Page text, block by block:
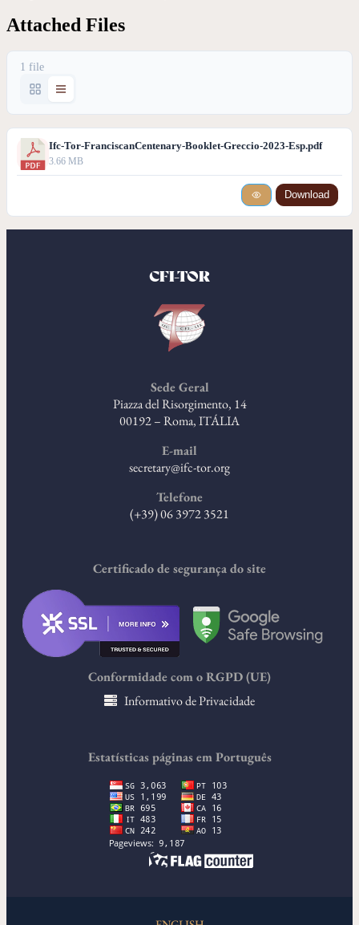
Attached Files
1 file
Ifc-Tor-FranciscanCentenary-Booklet-Greccio-2023-Esp.pdf
3.66 MB
Download
CFI-TOR
Sede Geral
Piazza del Risorgimento, 14
00192 – Roma, ITÁLIA
E-mail
secretary@ifc-tor.org
Telefone
(+39) 06 3972 3521
Certificado de segurança do site
Conformidade com o RGPD (UE)
Informativo de Privacidade
Estatísticas páginas em Português